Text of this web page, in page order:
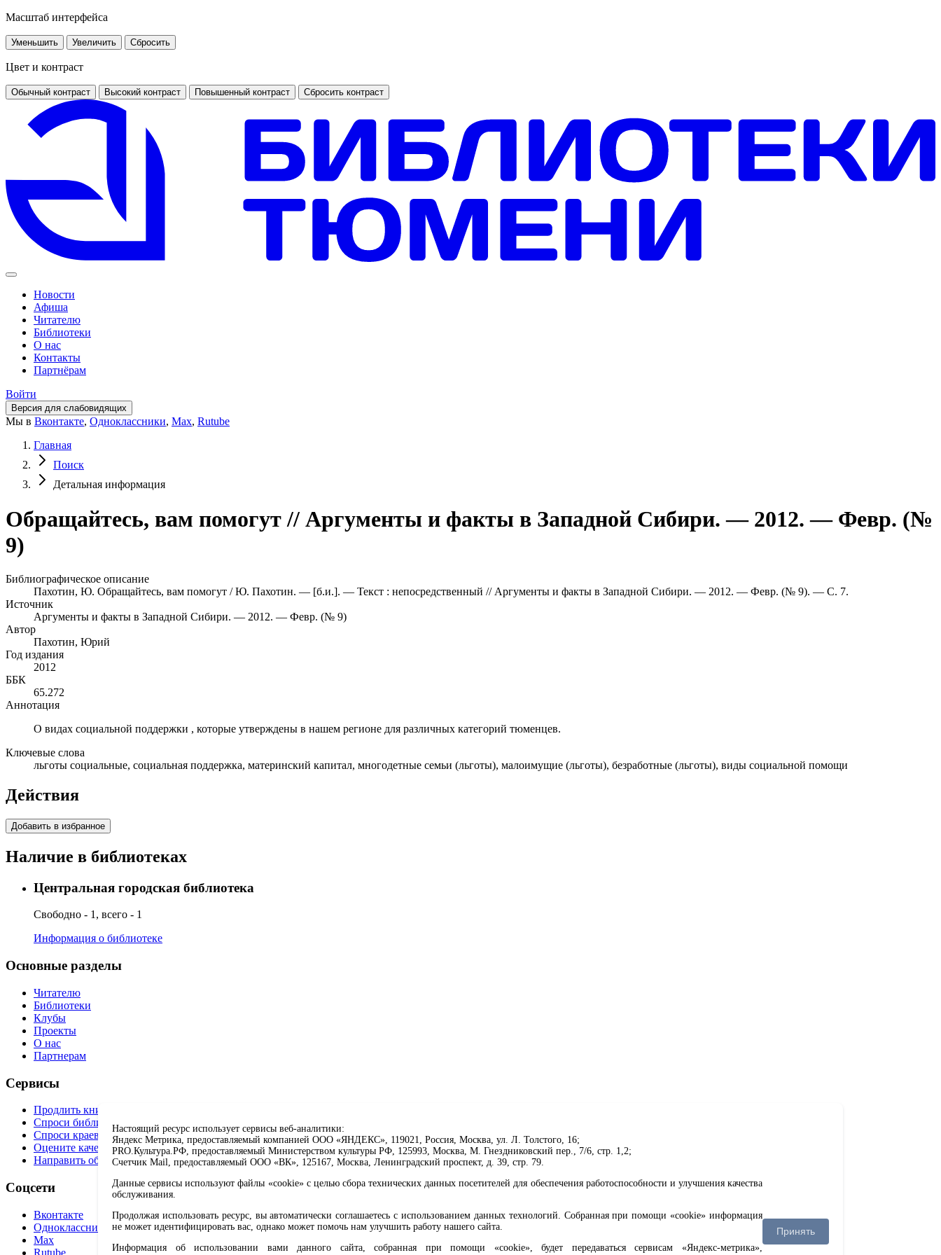
Масштаб интерфейса
Уменьшить Увеличить Сбросить
Цвет и контраст
Обычный контраст Высокий контраст Повышенный контраст Сбросить контраст
Новости
Афиша
Читателю
Библиотеки
О нас
Контакты
Партнёрам
Войти
Версия для слабовидящих
Мы в Вконтакте, Одноклассники, Max, Rutube
Главная
Поиск
Детальная информация
Обращайтесь, вам помогут // Аргументы и факты в Западной Сибири. — 2012. — Февр. (№
9)
Библиографическое описание
Пахотин, Ю. Обращайтесь, вам помогут / Ю. Пахотин. — [б.и.]. — Текст : непосредственный // Аргументы и факты в Западной Сибири. — 2012. — Февр. (№ 9). — С. 7.
Источник
Аргументы и факты в Западной Сибири. — 2012. — Февр. (№ 9)
Автор
Пахотин, Юрий
Год издания
2012
ББК
65.272
Аннотация
О видах социальной поддержки , которые утверждены в нашем регионе для различных категорий тюменцев.
Ключевые слова
льготы социальные, социальная поддержка, материнский капитал, многодетные семьи (льготы), малоимущие (льготы), безработные (льготы), виды социальной помощи
Действия
Добавить в избранное
Наличие в библиотеках
Центральная городская библиотека
Свободно - 1, всего - 1
Информация о библиотеке
Основные разделы
Читателю
Библиотеки
Клубы
Проекты
О нас
Партнерам
Сервисы
Продлить книгу
Спроси библиотекаря
Спроси краеведа
Оцените качество услуг
Направить обращение директору
Соцсети
Вконтакте
Одноклассники
Max
Rutube
Настоящий ресурс использует сервисы веб-аналитики:
Яндекс Метрика, предоставляемый компанией ООО «ЯНДЕКС», 119021, Россия, Москва, ул. Л. Толстого, 16;
PRO.Культура.РФ, предоставляемый Министерством культуры РФ, 125993, Москва, М. Гнездниковский пер., 7/6, стр. 1,2;
Счетчик Mail, предоставляемый ООО «ВК», 125167, Москва, Ленинградский проспект, д. 39, стр. 79.
Данные сервисы используют файлы «cookie» с целью сбора технических данных посетителей для обеспечения работоспособности и улучшения качества
обслуживания.
Продолжая использовать ресурс, вы автоматически соглашаетесь с использованием данных технологий. Собранная при помощи «cookie» информация
не может идентифицировать вас, однако может помочь нам улучшить работу нашего сайта.
Информация об использовании вами данного сайта, собранная при помощи «cookie», будет передаваться сервисам «Яндекс-метрика»,
Принять